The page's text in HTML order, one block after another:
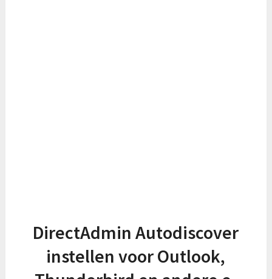
DirectAdmin Autodiscover
instellen voor Outlook,